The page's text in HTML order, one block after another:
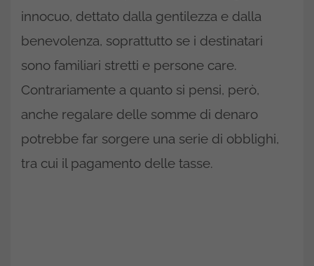
innocuo, dettato dalla gentilezza e dalla
benevolenza, soprattutto se i destinatari
sono familiari stretti e persone care.
Contrariamente a quanto si pensi, però,
anche regalare delle somme di denaro
potrebbe far sorgere una serie di obblighi,
tra cui il pagamento delle tasse.